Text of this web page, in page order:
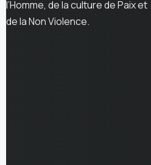
l’Homme, de la culture de Paix et
de la Non Violence.